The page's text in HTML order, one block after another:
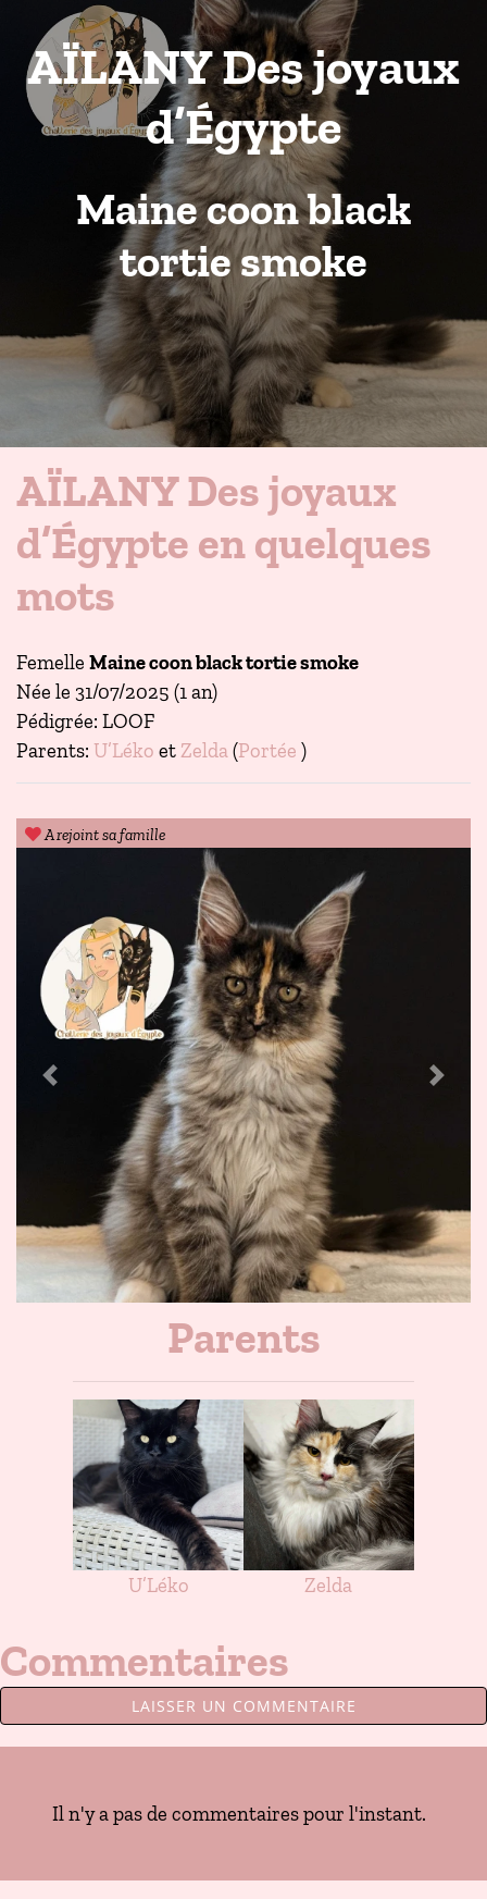
AÏLANY Des joyaux
d’Égypte
Maine coon black
tortie smoke
A rejoint sa famille
Previous Next
AÏLANY Des joyaux
d’Égypte en quelques
mots
Femelle Maine coon black tortie smoke
Née le 31/07/2025 (1 an)
Pédigrée: LOOF
Parents: U’Léko etZelda(Portée )
Parents
U’Léko Zelda
Commentaires
LAISSER UN COMMENTAIRE
Il n'y a pas de commentaires pour l'instant.